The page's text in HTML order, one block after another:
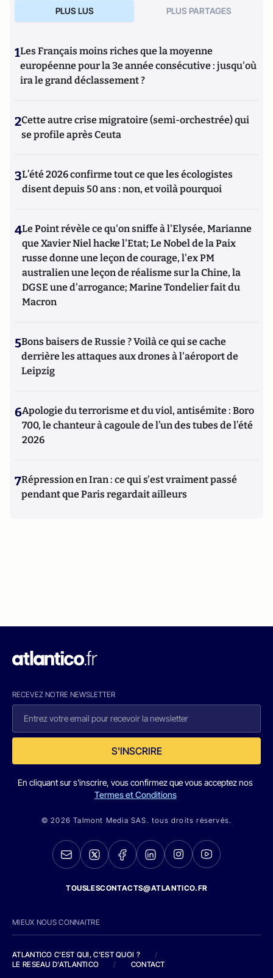
PLUS LUS PLUS PARTAGES
1Les Français moins riches que la moyenne
européenne pour la 3e année consécutive : jusqu'où
ira le grand déclassement ?
2Cette autre crise migratoire (semi-orchestrée) qui
se profile après Ceuta
3L’été 2026 confirme tout ce que les écologistes
disent depuis 50 ans : non, et voilà pourquoi
4Le Point révèle ce qu'on sniffe à l'Elysée, Marianne
que Xavier Niel hacke l'Etat; Le Nobel de la Paix
russe donne une leçon de courage, l'ex PM
australien une leçon de réalisme sur la Chine, la
DGSE une d'arrogance; Marine Tondelier fait du
Macron
5Bons baisers de Russie ? Voilà ce qui se cache
derrière les attaques aux drones à l'aéroport de
Leipzig
6Apologie du terrorisme et du viol, antisémite : Boro
700, le chanteur à cagoule de l’un des tubes de l’été
2026
7Répression en Iran : ce qui s'est vraiment passé
pendant que Paris regardait ailleurs
RECEVEZ NOTRE NEWSLETTER
S'INSCRIRE
En cliquant sur s'inscrire, vous confirmez que vous acceptez nos
Termes et Conditions
© 2026 Talmont Media SAS. tous droits réservés.
TOUSLESCONTACTS@ATLANTICO.FR
MIEUX NOUS CONNAITRE
ATLANTICO C'EST QUI, C'EST QUOI ?
/
LE RESEAU D'ATLANTICO
/ CONTACT